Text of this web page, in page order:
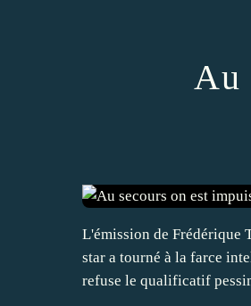
Au
L'émission de Frédérique
star a tourné à la farce
refuse le qualificatif